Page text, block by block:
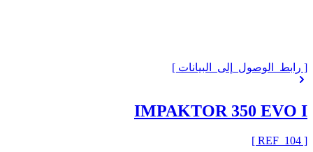
[ رابط_الوصول_إلى_البيانات ]
IMPAKTOR 350 EVO I
[ REF_
104
]